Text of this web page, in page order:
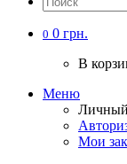
0 0 грн.
В
Меню
Мои